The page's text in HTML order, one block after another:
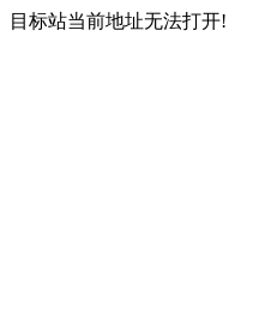
目标站当前地址无法打开!